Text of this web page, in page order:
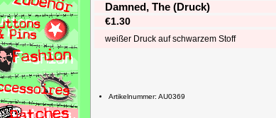
Damned, The (Druck)
€1.30
weißer Druck auf schwarzem Stoff
Artikelnummer: AU0369